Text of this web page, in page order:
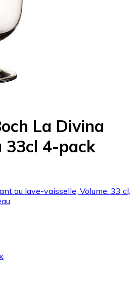
La Divina
33cl 4-pack
au lave-vaisselle, Volume: 33 cl,